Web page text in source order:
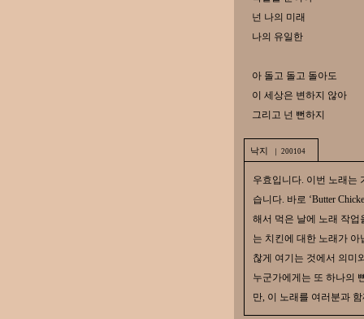
넌 나의 미래
나의 유일한
아 돌고 돌고 돌아도
이 세상은 변하지 않아
그리고 넌 뻔하지
낙지 ｜ 200104
우효입니다. 이번 노래는
습니다. 바로 ‘Butter
해서 먹은 날에 노래 작
는 치킨에 대한 노래가
찮게 여기는 것에서 의미
누군가에게는 또 하나의
만, 이 노래를 여러분과